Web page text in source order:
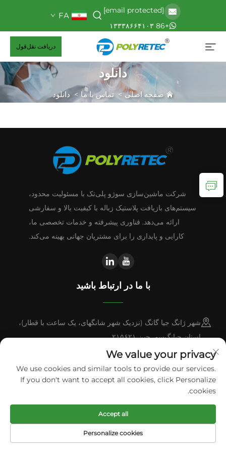
[email protected]
+86 ۱۳۳۳۸۶۶۴۱۰۳
FA
دریافت نقل‌قول
دانلود
صفحه اصلی>تماس با ما> دانلود
شرکت ماشین‌سازی سوژو پلی‌تک با مسئولیت محدود،
سیستم‌های بازیافت پلاستیک زباله با کیفیت بالا و سفارشی
ارائه می‌دهد. فناوری پیشرفته و خدمات تخصصی ما،
کارایی و پایداری را برای مشتریان جهانی بهینه می‌کند.
با ما در ارتباط باشید
شهر ژانگ جیا گانگ (نزدیک شهر شانگهای، یک ساعت با قطار)،
استان جیانگ‌سو، چین ۲۱۵۶۲۱
+86-13338664103
[email protected]
حق نشر © 2026 شرکت ماشین سوژو پلی‌تک محدود. همه حقوق محفوظ
است.سیاست حفظ حریم خصوصی
We value your privacy
We use cookies and similar tools to provide our services.
If you don't want to accept all cookies, click Personalize
cookies.
Personalize cookies
Accept all